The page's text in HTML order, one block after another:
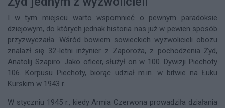
I w tym miejscu warto wspomnieć o pewnym paradoksie
dziejowym, do których jednak historia nas już w pewien sposób
przyzwyczaiła. Wśród bowiem sowieckich wyzwolicieli obozu
znalazł się 32-letni inżynier z Zaporoża, z pochodzenia Żyd,
Anatolij Szapiro. Jako oficer, służył on w 100. Dywizji Piechoty
106. Korpusu Piechoty, biorąc udział m.in. w bitwie na Łuku
Kurskim w 1943 r.
W styczniu 1945 r., kiedy Armia Czerwona prowadziła działania